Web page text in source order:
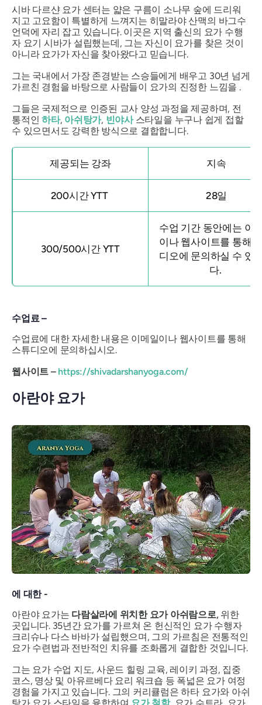
시바 다르샨 요가 센터는 얇은 구름이 소나무 숲에 드리워
지고 고요함이 특별하게 느껴지는 히말라야 산맥의 바그수
언덕에 자리 잡고 있습니다. 이곳은 지역 출신의 요가 수행
자 요기 시바가 설립했는데, 그는 자신이 요가를 찾은 것이
아니라 요가가 자신을 찾아왔다고 믿습니다.
그는 국내에서 가장 존경받는 스승들에게 배우고 30년 넘게
가르친 경험을 바탕으로 사람들이 요가의 진정한 느낌을 .
그들은 국제적으로 인증된 교사 양성 과정을 제공하며, 전
통적인하타, 아쉬탕가, 빈야사스타일을 누구나 쉽게 접할
수 있으면서도 강력한 방식으로 결합합니다.
제공되는 강좌 지속
200시간 YTT 28일
300/500시간 YTT
수업 기간 동안에는 이
이나 웹사이트를 통해
디오에 문의하실 수 있
다.
수업료 –
수업료에 대한 자세한 내용은 이메일이나 웹사이트를 통해
스튜디오에 문의하십시오.
웹사이트 – https://shivadarshanyoga.com/
아란야 요가
에 대한 -
아란야 요가는 다람살라에 위치한 요가 아쉬람으로, 위한
곳입니다. 35년간 요가를 가르쳐 온 헌신적인 요가 수행자
크리슈나 다스 바바가 설립했으며, 그의 가르침은 전통적인
요가 수련법과 전반적인 치유를 조화롭게 결합한 것입니다.
그는 요가 수업 지도, 사운드 힐링 교육, 레이키 과정, 집중
코스, 명상 및 아유르베다 요리 워크숍 등 폭넓은 요가 여정
경험을 가지고 있습니다. 그의 커리큘럼은 하타 요가와 아쉬